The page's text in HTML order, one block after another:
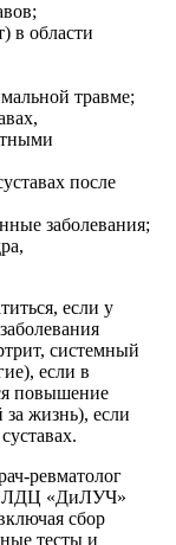
в области
травме;
после
заболевания;
если у
системный
если в
повышение
жизнь), если
ревматолог
В ЛДЦ «ДиЛУЧ»
сбор
тесты и